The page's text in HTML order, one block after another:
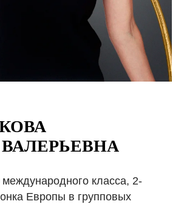
класса, 2-
Европы в групповых